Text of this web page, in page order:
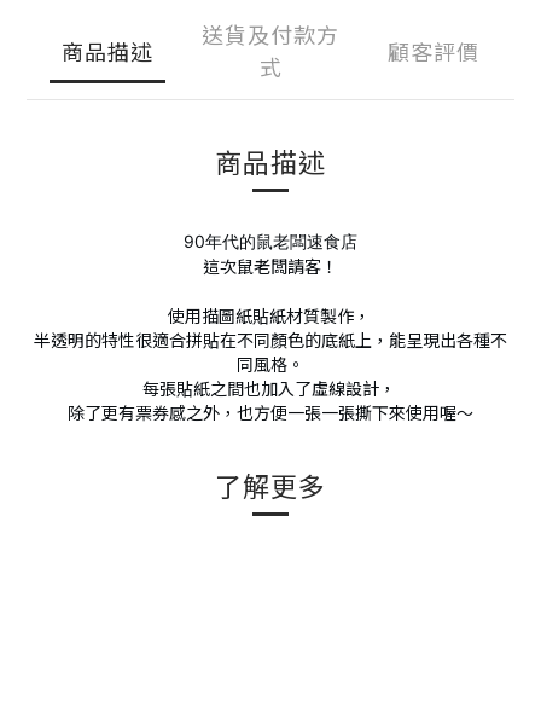
商品描述
送貨及付款方
式
顧客評價
商品描述
90年代的鼠老闆速食店
這次鼠老闆請客！
使用描圖紙貼紙材質製作，
半透明的特性很適合拼貼在不同顏色的底紙上，能呈現出各種不
同風格。
每張貼紙之間也加入了虛線設計，
除了更有票券感之外，也方便一張一張撕下來使用喔～
了解更多